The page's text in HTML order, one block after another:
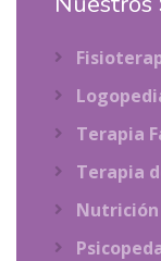
Terapia
Terapia
Nutrición